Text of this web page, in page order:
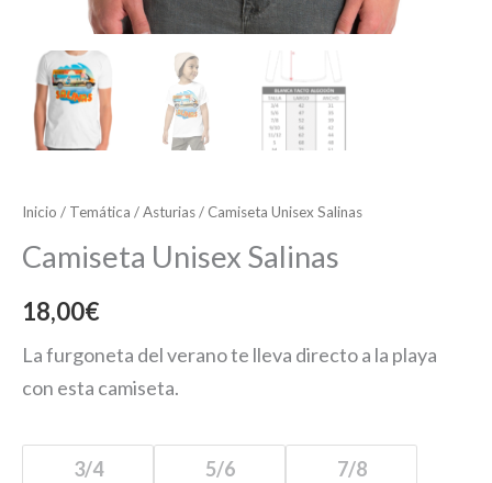
Inicio / Temática /Asturias/ Camiseta Unisex Salinas
Camiseta Unisex Salinas
18,00€
La furgoneta del verano te lleva directo a la playa
con esta camiseta.
3/4 5/6 7/8